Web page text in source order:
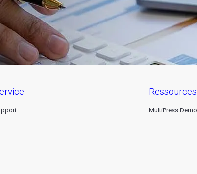
service ressources
MultiPress Demo